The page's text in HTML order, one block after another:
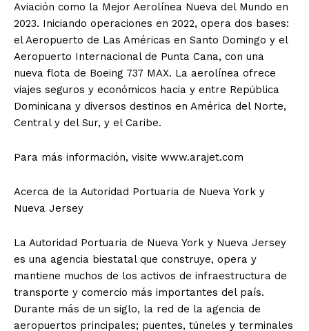
Aviación como la Mejor Aerolínea Nueva del Mundo en
2023. Iniciando operaciones en 2022, opera dos bases:
el Aeropuerto de Las Américas en Santo Domingo y el
Aeropuerto Internacional de Punta Cana, con una
nueva flota de Boeing 737 MAX. La aerolínea ofrece
viajes seguros y económicos hacia y entre República
Dominicana y diversos destinos en América del Norte,
Central y del Sur, y el Caribe.
Para más información, visite www.arajet.com
Acerca de la Autoridad Portuaria de Nueva York y
Nueva Jersey
La Autoridad Portuaria de Nueva York y Nueva Jersey
es una agencia biestatal que construye, opera y
mantiene muchos de los activos de infraestructura de
transporte y comercio más importantes del país.
Durante más de un siglo, la red de la agencia de
aeropuertos principales; puentes, túneles y terminales